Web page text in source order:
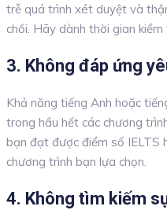
trễ quá trình xét duyệt và
chối. Hãy dành thời gian
3. Không đáp ứng
Khả năng tiếng Anh hoặc
trong hầu hết các chương
bạn đạt được điểm số IELTS
chương trình bạn lựa chọn.
4. Không tìm kiếm